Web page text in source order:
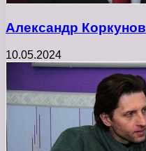
Александр Коркунов
10.05.2024